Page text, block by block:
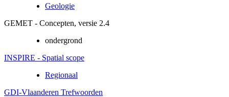
Geologie
GEMET - Concepten, versie 2.4
ondergrond
INSPIRE - Spatial scope
Regionaal
GDI-Vlaanderen Trefwoorden